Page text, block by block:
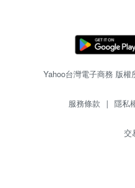
Yahoo台灣電子商務 版
服務條款 | 隱私
交